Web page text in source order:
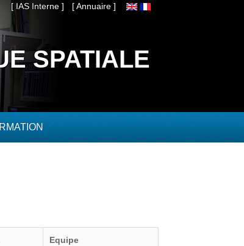
[ IAS Interne ] [ Annuaire ]
SPATIALE
Equipe